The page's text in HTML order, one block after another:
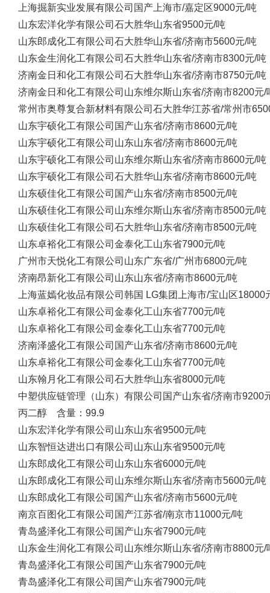
上海掘新实业发展有限公司 国产 上海市/嘉定区9000元/吨
山东宏洋化学有限公司 石大胜华山东省9500元/吨
山东郎成化工有限公司 石大胜华山东省/济南市5600元/吨
山东金生润化工有限公司 石大胜华山东省/济南市8300元/吨
济南金日和化工有限公司 石大胜华山东省/济南市8750元/吨
济南金日和化工有限公司 山东维尔斯山东省/济南市8200元/
常州市奥尊复合新材料有限公司 石大胜华江苏省/常州市
山东宇硕化工有限公司 国产山东省/济南市8600元/吨
山东宇硕化工有限公司 山东山东省/济南市8600元/吨
山东宇硕化工有限公司 山东维尔斯山东省/济南市8600元/吨
山东宇硕化工有限公司 石大胜华山东省/济南市8600元/吨
山东硕佳化工有限公司 国产山东省/济南市8500元/吨
山东硕佳化工有限公司 山东维尔斯山东省/济南市8500元/吨
山东硕佳化工有限公司 石大胜华山东省/济南市8500元/吨
山东卓裕化工有限公司 金泰化工山东省7900元/吨
广州市天悦化工有限公司 山东广东省/广州市6800元/吨
济南昂新化工有限公司 山东山东省/济南市8600元/吨
上海蓝嫣化妆品有限公司 韩国 LG集团 上海市/宝山区18000
山东卓裕化工有限公司 金泰化工山东省7700元/吨
山东卓裕化工有限公司 金泰化工山东省7700元/吨
济南泽盛化工有限公司 国产山东省/济南市8600元/吨
山东卓裕化工有限公司 金泰化工山东省7700元/吨
山东翰月化工有限公司 石大胜华山东省8000元/吨
中塑供应链管理（山东）有限公司 国产山东省/济南市9200
丙二醇 含量：99.9
山东宏洋化学有限公司 山东山东省9500元/吨
山东智恒达进出口有限公司 山东山东省9500元/吨
山东郎成化工有限公司 山东山东省6000元/吨
山东郎成化工有限公司 山东维尔斯山东省/济南市5600元/吨
山东郎成化工有限公司 国产山东省/济南市5600元/吨
南京百图化工有限公司 国产江苏省/南京市11000元/吨
青岛盛泽化工有限公司 国产山东省7900元/吨
山东金生润化工有限公司 山东维尔斯山东省/济南市8800元/
青岛盛泽化工有限公司 国产山东省7900元/吨
青岛盛泽化工有限公司 国产山东省7900元/吨